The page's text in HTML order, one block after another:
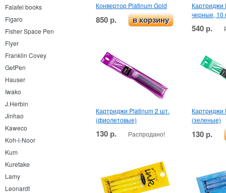
Falafel books
Figaro
Fisher Space Pen
Flyer
Franklin Covey
GetPen
Hauser
Iwako
J.Herbin
Jinhao
Kaweco
Koh-i-Noor
Kum
Kuretake
Lamy
Leonardt
Конвертор Platinum Gold
850 р. в корзину
Картриджи
черные, 10
540 р.
Картриджи Platinum 2 шт.
(фиолетовые)
130 р. Распродано!
Картриджи
(зеленые)
130 р.